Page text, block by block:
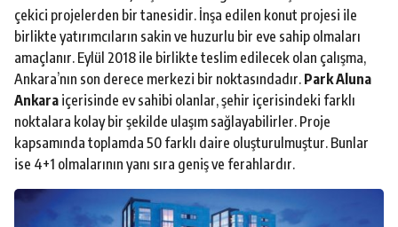
çekici projelerden bir tanesidir. İnşa edilen konut projesi ile
birlikte yatırımcıların sakin ve huzurlu bir eve sahip olmaları
amaçlanır. Eylül 2018 ile birlikte teslim edilecek olan çalışma,
Ankara’nın son derece merkezi bir noktasındadır. Park Aluna
Ankara içerisinde ev sahibi olanlar, şehir içerisindeki farklı
noktalara kolay bir şekilde ulaşım sağlayabilirler. Proje
kapsamında toplamda 50 farklı daire oluşturulmuştur. Bunlar
ise 4+1 olmalarının yanı sıra geniş ve ferahlardır.